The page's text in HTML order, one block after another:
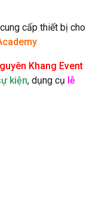
cung cấp thiết bị cho
Khang Event
kiện, dụng cụ lễ